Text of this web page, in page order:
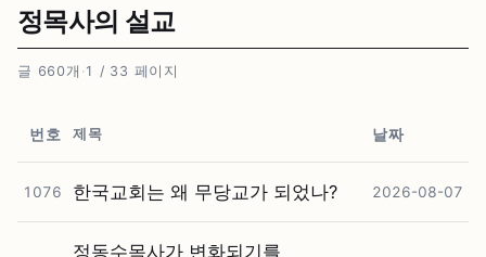
정목사의 설교
글 660개 · 1 / 33 페이지
번호 제목 날짜
1076 한국교회는 왜 무당교가 되었나? 2026-08-07
정동수목사가 변화되기를